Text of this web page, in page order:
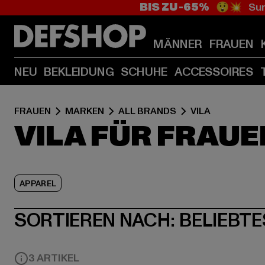
BIS ZU -65% 😲💥
MÄNNER FRAUEN
NEU BEKLEIDUNG SCHUHE ACCESSOIRES
FRAUEN MARKEN ALL BRANDS VILA
VILA FÜR
APPAREL
SORTIEREN NACH:
3 ARTIKEL